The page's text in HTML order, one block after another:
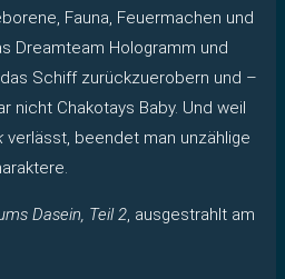
Fauna, Feuermachen und
Dreamteam Hologramm und
Schiff zurückzuerobern und –
nicht Chakotays Baby. Und weil
verlässt, beendet man unzählige
Dasein, Teil 2, ausgestrahlt am